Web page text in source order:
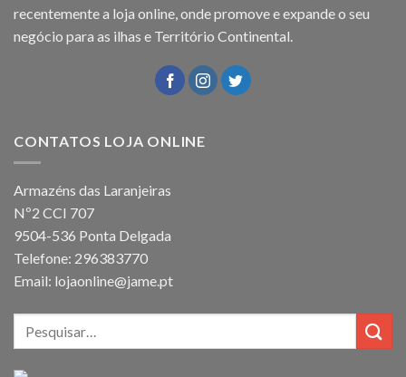
recentemente a loja online, onde promove e expande o seu
negócio para as ilhas e Território Continental.
CONTATOS LOJA ONLINE
Armazéns das Laranjeiras
Nº2 CCI 707
9504-536 Ponta Delgada
Telefone: 296383770
Email: lojaonline@jame.pt